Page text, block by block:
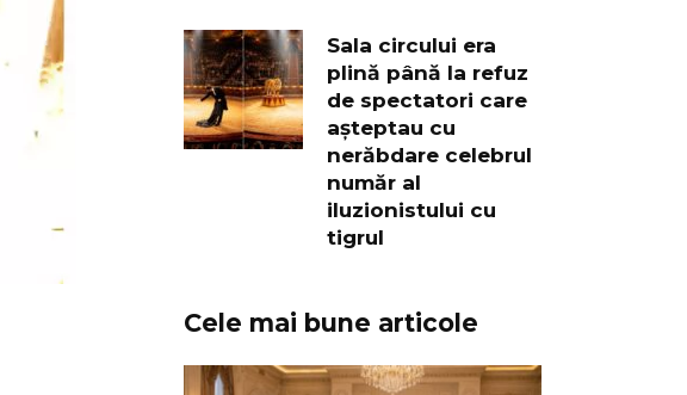
Sala circului era
plină până la refuz
de spectatori care
așteptau cu
nerăbdare celebrul
număr al
iluzionistului cu
tigrul
Cele mai bune articole